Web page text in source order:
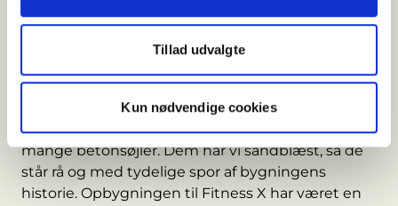
Tillad udvalgte
Kun nødvendige cookies
af byggelederEsben Sørensen, som står i spidsen
for den samlede udvikling af ejendommen. Han
peger på bygningens konstruktion som en klar
– Den gamle postcentral er en solid bygning med
mange betonsøjler. Dem har vi sandblæst, så de
står rå og med tydelige spor af bygningens
historie. Opbygningen til Fitness X har været en